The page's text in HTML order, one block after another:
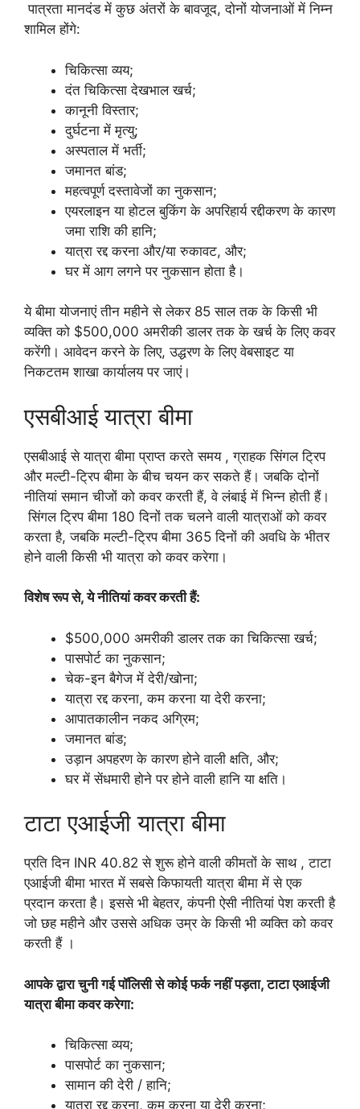
पात्रता मानदंड में कुछ अंतरों के बावजूद, दोनों योजनाओं में निम्न
शामिल होंगे:
चिकित्सा व्यय;
दंत चिकित्सा देखभाल खर्च;
कानूनी विस्तार;
दुर्घटना में मृत्यु;
अस्पताल में भर्ती;
जमानत बांड;
महत्वपूर्ण दस्तावेजों का नुकसान;
एयरलाइन या होटल बुकिंग के अपरिहार्य रद्दीकरण के कारण
जमा राशि की हानि;
यात्रा रद्द करना और/या रुकावट, और;
घर में आग लगने पर नुकसान होता है।
ये बीमा योजनाएं तीन महीने से लेकर 85 साल तक के किसी भी
व्यक्ति को $500,000 अमरीकी डालर तक के खर्च के लिए कवर
करेंगी। आवेदन करने के लिए, उद्धरण के लिए वेबसाइट या
निकटतम शाखा कार्यालय पर जाएं।
एसबीआई यात्रा बीमा
एसबीआई से यात्रा बीमा प्राप्त करते समय , ग्राहक सिंगल ट्रिप
और मल्टी-ट्रिप बीमा के बीच चयन कर सकते हैं। जबकि दोनों
नीतियां समान चीजों को कवर करती हैं, वे लंबाई में भिन्न होती हैं।
सिंगल ट्रिप बीमा 180 दिनों तक चलने वाली यात्राओं को कवर
करता है, जबकि मल्टी-ट्रिप बीमा 365 दिनों की अवधि के भीतर
होने वाली किसी भी यात्रा को कवर करेगा।
विशेष रूप से, ये नीतियां कवर करती हैं:
$500,000 अमरीकी डालर तक का चिकित्सा खर्च;
पासपोर्ट का नुकसान;
चेक-इन बैगेज में देरी/खोना;
यात्रा रद्द करना, कम करना या देरी करना;
आपातकालीन नकद अग्रिम;
जमानत बांड;
उड़ान अपहरण के कारण होने वाली क्षति, और;
घर में सेंधमारी होने पर होने वाली हानि या क्षति।
टाटा एआईजी यात्रा बीमा
प्रति दिन INR 40.82 से शुरू होने वाली कीमतों के साथ , टाटा
एआईजी बीमा भारत में सबसे किफायती यात्रा बीमा में से एक
प्रदान करता है। इससे भी बेहतर, कंपनी ऐसी नीतियां पेश करती है
जो छह महीने और उससे अधिक उम्र के किसी भी व्यक्ति को कवर
करती हैं ।
आपके द्वारा चुनी गई पॉलिसी से कोई फर्क नहीं पड़ता, टाटा एआईजी
यात्रा बीमा कवर करेगा:
चिकित्सा व्यय;
पासपोर्ट का नुकसान;
सामान की देरी / हानि;
यात्रा रद्द करना, कम करना या देरी करना;